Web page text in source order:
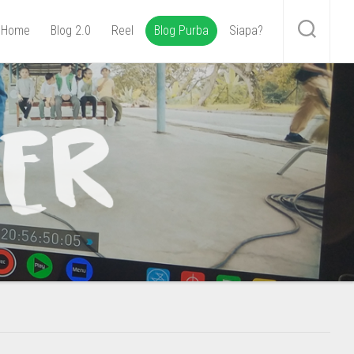
Home Blog 2.0 Reel Blog Purba Siapa?